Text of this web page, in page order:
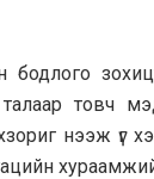
товч
нээж үг